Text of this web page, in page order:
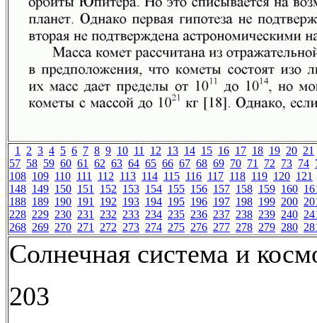
1 2 3 4 5 6 7 8 9 10 11 12 13 14 15 16 17 18 19 20 21
57 58 59 60 61 62 63 64 65 66 67 68 69 70 71 72 73 74
108 109 110 111 112 113 114 115 116 117 118 119 120 121
148 149 150 151 152 153 154 155 156 157 158 159 160
188 189 190 191 192 193 194 195 196 197 198 199 200
228 229 230 231 232 233 234 235 236 237 238 239 240
268 269 270 271 272 273 274 275 276 277 278 279 280
Солнечная система и
203